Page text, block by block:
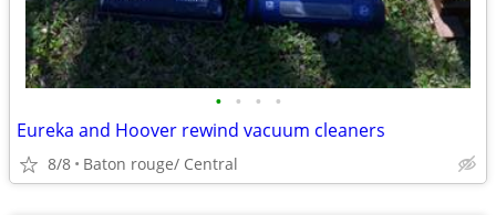
• • • •
Eureka and Hoover rewind vacuum cleaners
8/8 Baton rouge/ Central